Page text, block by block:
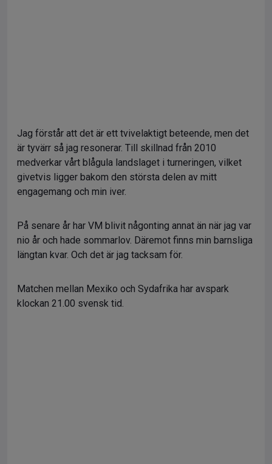
Jag förstår att det är ett tvivelaktigt beteende, men det
är tyvärr så jag resonerar. Till skillnad från 2010
medverkar vårt blågula landslaget i turneringen, vilket
givetvis ligger bakom den största delen av mitt
engagemang och min iver.
På senare år har VM blivit någonting annat än när jag var
nio år och hade sommarlov. Däremot finns min barnsliga
längtan kvar. Och det är jag tacksam för.
Matchen mellan Mexiko och Sydafrika har avspark
klockan 21.00 svensk tid.